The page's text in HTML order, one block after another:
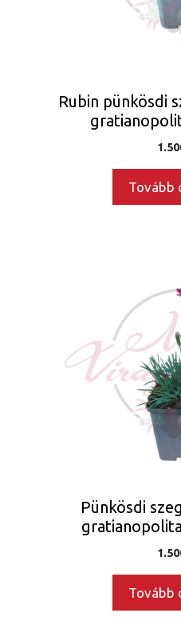
Rubin pünkösdi
Tovább
Pünkösdi
Tovább